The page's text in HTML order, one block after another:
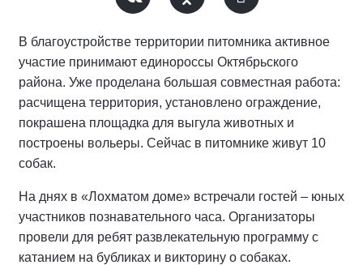
В благоустройстве территории питомника активное
участие принимают единороссы Октябрьского
района. Уже проделана большая совместная работа:
расчищена территория, установлено ограждение,
покрашена площадка для выгула животных и
построены вольеры. Сейчас в питомнике живут 10
собак.
На днях в «Лохматом доме» встречали гостей – юных
участников познавательного часа. Организаторы
провели для ребят развлекательную программу с
катанием на бубликах и викторину о собаках.